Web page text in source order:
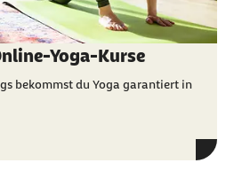
Yoga-Kurse
bekommst du Yoga garantiert in